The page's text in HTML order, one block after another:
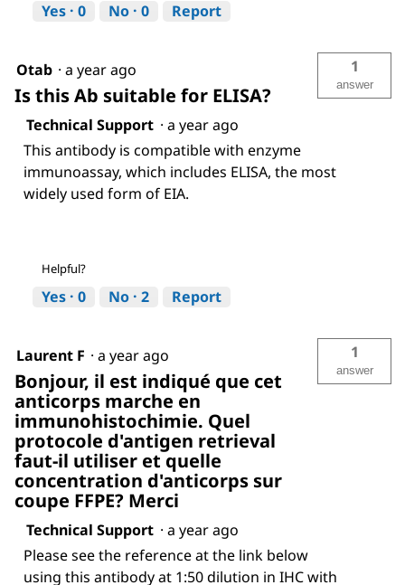
Yes · 0 No · 0 Report
Otab · a year ago
Is this Ab suitable for ELISA?
1
answer
Technical Support · a year ago
This antibody is compatible with enzyme
immunoassay, which includes ELISA, the most
widely used form of EIA.
Helpful?
Yes · 0 No · 2 Report
Laurent F · a year ago
Bonjour, il est indiqué que cet
anticorps marche en
immunohistochimie. Quel
protocole d'antigen retrieval
faut-il utiliser et quelle
concentration d'anticorps sur
coupe FFPE? Merci
1
answer
Technical Support · a year ago
Please see the reference at the link below
using this antibody at 1:50 dilution in IHC with